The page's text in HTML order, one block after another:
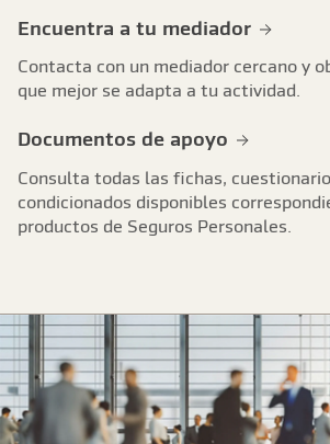
Encuentra a tu mediador
Contacta con un mediador cercano y
que mejor se adapta a tu actividad.
Documentos de apoyo
Consulta todas las fichas,
condicionados disponibles
productos de Seguros Personales.